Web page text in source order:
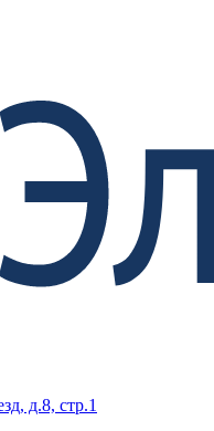
д.8, стр.1